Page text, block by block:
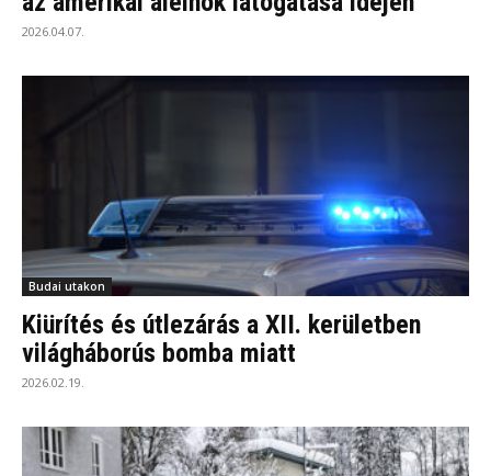
2026.04.07.
Budai utakon
Kiürítés és útlezárás a XII. kerületben
világháborús bomba miatt
2026.02.19.